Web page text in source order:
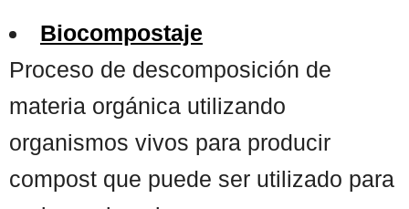
Biocompostaje
Proceso de descomposición de
materia orgánica utilizando
organismos vivos para producir
compost que puede ser utilizado para